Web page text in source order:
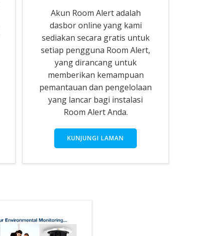
Akun Room Alert adalah
dasbor online yang kami
sediakan secara gratis untuk
setiap pengguna Room Alert,
yang dirancang untuk
memberikan kemampuan
pemantauan dan pengelolaan
yang lancar bagi instalasi
Room Alert Anda.
KUNJUNGI LAMAN